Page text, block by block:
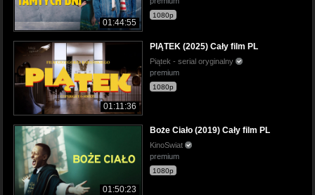
01:44:55
1080p
01:11:36
PIĄTEK (2025) Cały film PL
Piątek - serial oryginalny
premium
1080p
01:50:23
Boże Ciało (2019) Cały film PL
KinoSwiat
premium
1080p